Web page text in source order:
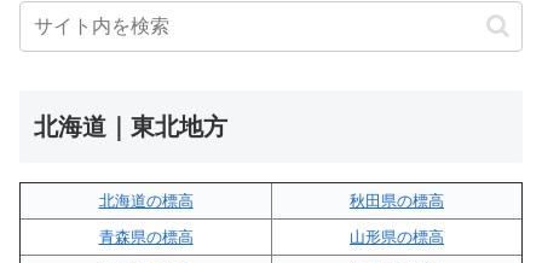
北海道｜東北地方
北海道の標高
秋田県の標高
青森県の標高
山形県の標高